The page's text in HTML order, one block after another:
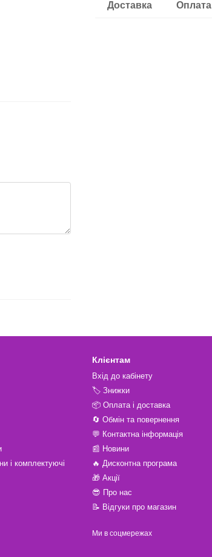
Доставка Оплата
і комплектуючі
Клієнтам
Вхід до кабінету
🏷️ Знижки
📦 Оплата і доставка
🔄 Обмін та повернення
💬 Контактна інформація
📰 Новини
🔥 Дисконтна програма
🎁 Акції
😎 Про нас
📝 Відгуки про магазин
Ми в соцмережах